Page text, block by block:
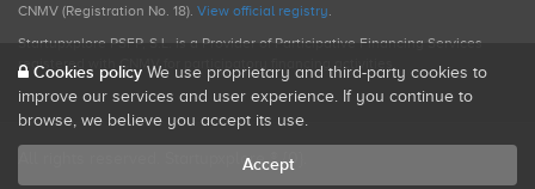
CNMV (Registration No. 18). View official registry.
Startupxplore PSFP, S.L. is a Provider of Participative Financing Services
registered with CNMV for participatory financing activities.
All rights reserved. Startupxplore ® {0}.
Cookies policy We use proprietary and third-party cookies to
improve our services and user experience. If you continue to
browse, we believe you accept its use.
Accept